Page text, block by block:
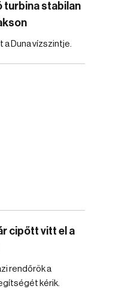
turbina stabilan
a Duna vízszintje.
cipőtt vitt el a
rendőrök a
kérik.